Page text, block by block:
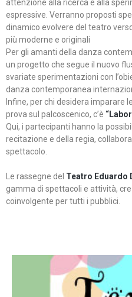
attenzione alla ricerca e alla
espressive. Verranno proposti
dinamico evolvere del teatro
più moderne e originali
Per gli amanti della danza
un progetto che segue il nuovo
svariate sperimentazioni con
danza contemporanea
Infine, per chi desidera imparare
prova sul palcoscenico, c’è
Qui, i partecipanti hanno la
recitazione e della regia,
spettacolo.
Le rassegne del Teatro Eduardo
gamma di spettacoli e attività,
coinvolgente per tutti i pubblici.